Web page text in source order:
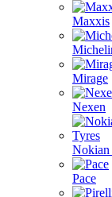
Maxxis
Mirage
Nexen
Nokian
Pace